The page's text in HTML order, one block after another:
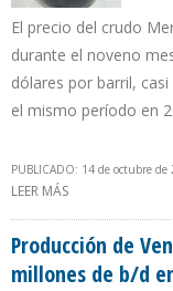
El precio del crudo
durante el noveno
dólares por barril,
el mismo período en
PUBLICADO: 14 de octubre de
LEER MÁS
Producción de
millones de b/d